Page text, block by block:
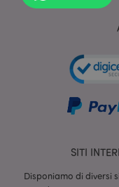
SITI
Disponiamo di diversi